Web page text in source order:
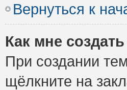
Вернуться к
Как мне
При создании
щёлкните на